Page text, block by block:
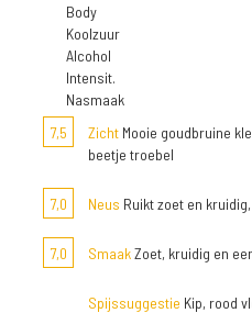
Body
Koolzuur
Alcohol
Intensit.
Nasmaak
7,5
Zicht Mooie goudbruine
beetje troebel
7,0 Neus Ruikt zoet en
7,0 SmaakZoet, kruidig en
Spijssuggestie Kip, rood